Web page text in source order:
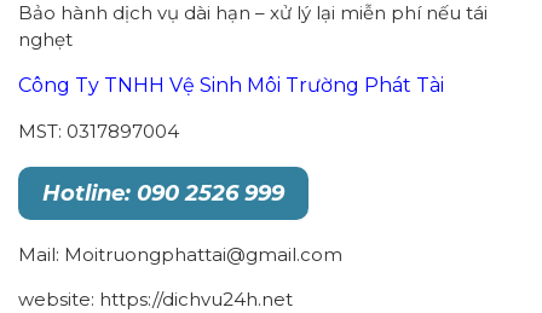
Bảo hành dịch vụ dài hạn – xử lý lại miễn phí nếu tái
nghẹt
Công Ty TNHH Vệ Sinh Môi Trường Phát Tài
MST: 0317897004
Hotline: 090 2526 999
Mail: Moitruongphattai@gmail.com
website: https://dichvu24h.net